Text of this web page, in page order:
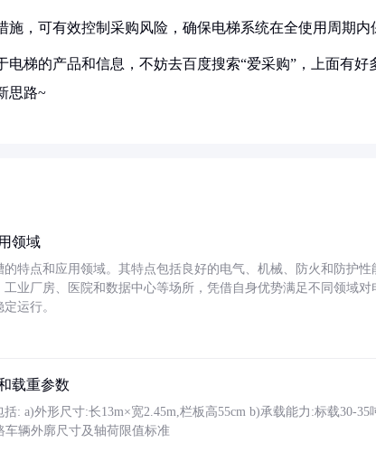
施，可有效控制采购风险，确保电梯系统在全使用周期内
电梯的产品和信息，不妨去百度搜索“爱采购”，上面有好
思路~
领域
特点和应用领域。其特点包括良好的电气、机械、防火和防护性
业厂房、医院和数据中心等场所，凭借自身优势满足不同领域对
运行。
载重参数
: a)外形尺寸:长13m×宽2.45m,栏板高55cm b)承载能力:标载30-35
车辆外廓尺寸及轴荷限值标准